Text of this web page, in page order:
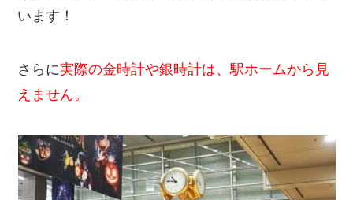
います！
さらに実際の金時計や銀時計は、駅ホームから見
えません。